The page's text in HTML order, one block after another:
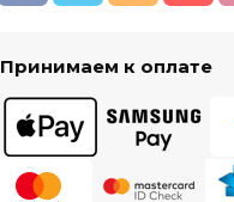
Принимаем к оплате